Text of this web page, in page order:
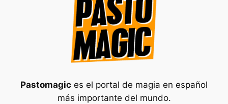
Pastomagic es el portal de magia en español
más importante del mundo.